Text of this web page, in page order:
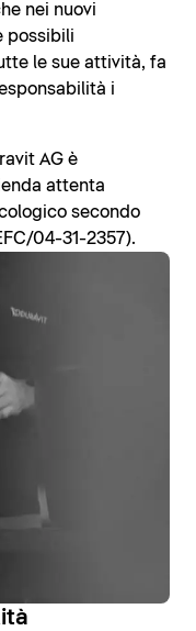
nei nuovi
possibili
le sue attività, fa
i
AG è
attenta
secondo
04-31-2357).